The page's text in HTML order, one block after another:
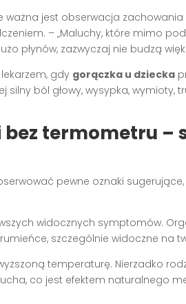
ważna jest obserwacja
– „Maluchy, które mimo
płynów, zazwyczaj nie budzą
gdy gorączka u dziecka
silny ból głowy, wysypka, wymioty,
termometru –
pewne oznaki sugerujące,
widocznych symptomów.
szczególnie widoczne na
temperaturę. Nierzadko
co jest efektem naturalnego